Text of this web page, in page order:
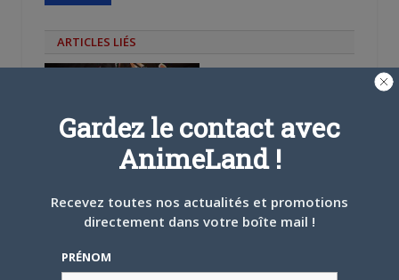
ARTICLES LIÉS
12 OCTOBRE 2018 0
Master
Gardez le contact avec
AnimeLand !
Recevez toutes nos actualités et promotions
directement dans votre boîte mail !
PRÉNOM